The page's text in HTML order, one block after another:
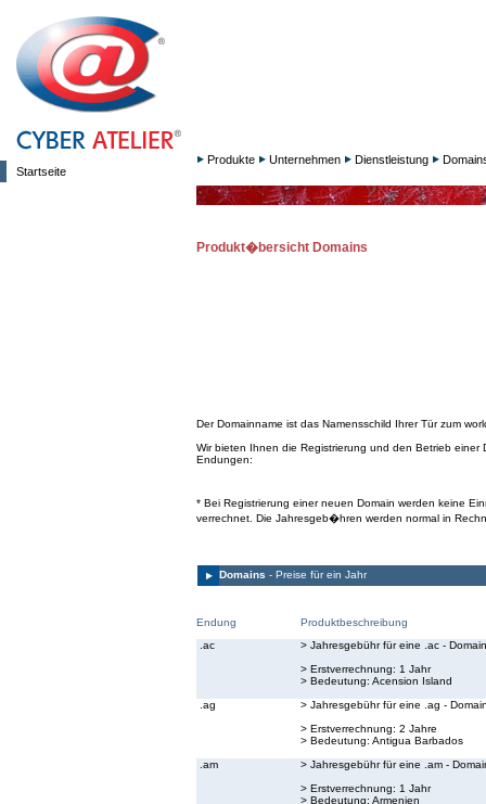
Startseite
Produkte Unternehmen Dienstleistung
Produkt�bersicht Domains
Der Domainname ist das Namensschild Ihrer Tür zum
Wir bieten Ihnen die Registrierung und den Betrieb einer
Endungen:
* Bei Registrierung einer neuen Domain werden keine
verrechnet. Die Jahresgeb�hren werden normal in
Domains - Preise für ein Jahr
Endung
Produktbeschreibung
.ac
> Jahresgebühr für eine .ac - Domain
> Erstverrechnung: 1 Jahr
> Bedeutung: Acension Island
.ag
> Jahresgebühr für eine .ag -
> Erstverrechnung: 2 Jahre
> Bedeutung: Antigua Barbados
.am
> Jahresgebühr für eine .am -
> Erstverrechnung: 1 Jahr
> Bedeutung: Armenien